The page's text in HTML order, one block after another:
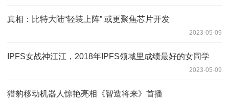
真相：比特大陆“轻装上阵” 或更聚焦芯片开发
2023-05-09
IPFS女战神江江，2018年IPFS领域里成绩最好的女同学
2023-05-09
猎豹移动机器人惊艳亮相《智造将来》首播